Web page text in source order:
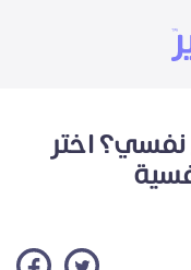
اختر